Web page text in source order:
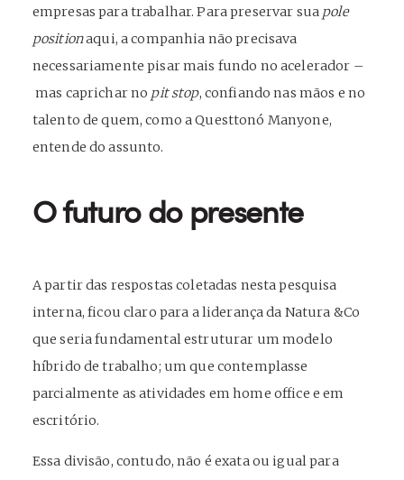
empresas para trabalhar. Para preservar sua pole
positionaqui, a companhia não precisava
necessariamente pisar mais fundo no acelerador –
mas caprichar no pit stop, confiando nas mãos e no
talento de quem, como a Questtonó Manyone,
entende do assunto.
O futuro do presente
A partir das respostas coletadas nesta pesquisa
interna, ficou claro para a liderança da Natura &Co
que seria fundamental estruturar um modelo
híbrido de trabalho; um que contemplasse
parcialmente as atividades em home office e em
escritório.
Essa divisão, contudo, não é exata ou igual para